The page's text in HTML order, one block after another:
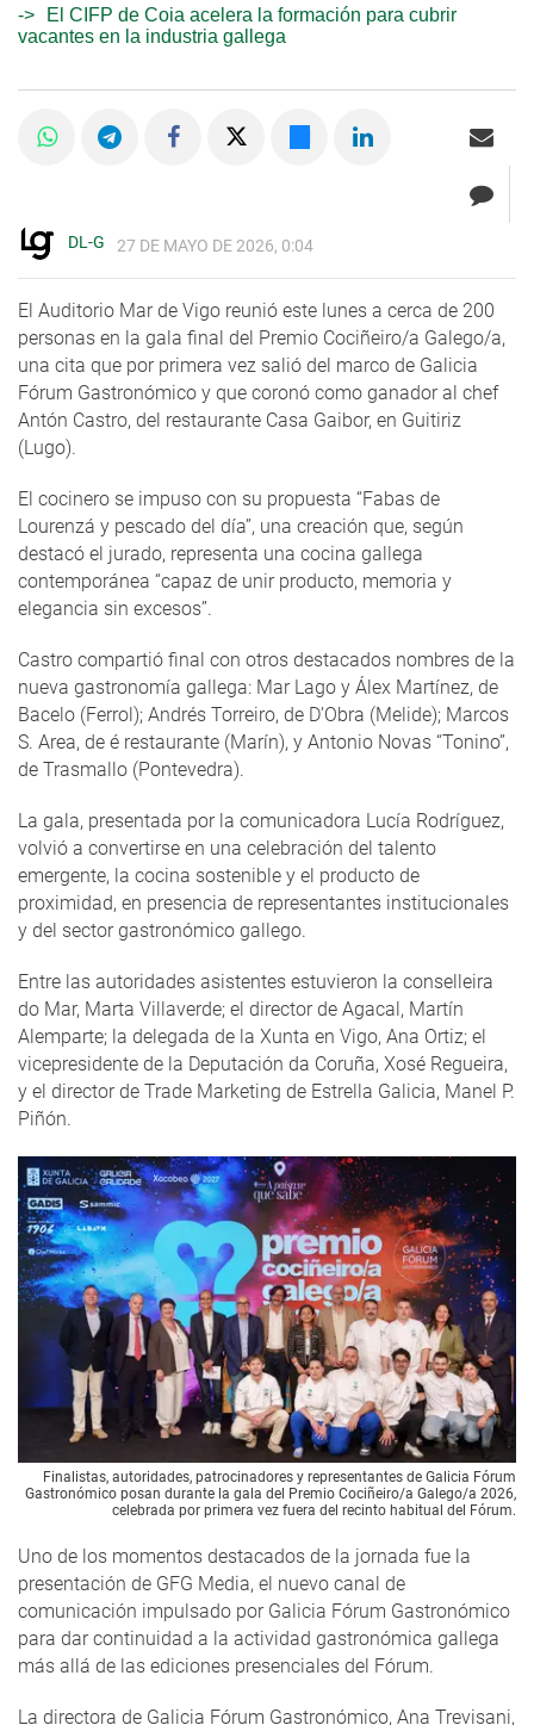
El CIFP de Coia acelera la formación para cubrir
vacantes en la industria gallega
DL-G 27 DE MAYO DE 2026, 0:04
El Auditorio Mar de Vigo reunió este lunes a cerca de 200
personas en la gala final del Premio Cociñeiro/a Galego/a,
una cita que por primera vez salió del marco de Galicia
Fórum Gastronómico y que coronó como ganador al chef
Antón Castro, del restaurante Casa Gaibor, en Guitiriz
(Lugo).
El cocinero se impuso con su propuesta “Fabas de
Lourenzá y pescado del día”, una creación que, según
destacó el jurado, representa una cocina gallega
contemporánea “capaz de unir producto, memoria y
elegancia sin excesos”.
Castro compartió final con otros destacados nombres de la
nueva gastronomía gallega: Mar Lago y Álex Martínez, de
Bacelo (Ferrol); Andrés Torreiro, de D’Obra (Melide); Marcos
S. Area, de é restaurante (Marín), y Antonio Novas “Tonino”,
de Trasmallo (Pontevedra).
La gala, presentada por la comunicadora Lucía Rodríguez,
volvió a convertirse en una celebración del talento
emergente, la cocina sostenible y el producto de
proximidad, en presencia de representantes institucionales
y del sector gastronómico gallego.
Entre las autoridades asistentes estuvieron la conselleira
do Mar, Marta Villaverde; el director de Agacal, Martín
Alemparte; la delegada de la Xunta en Vigo, Ana Ortiz; el
vicepresidente de la Deputación da Coruña, Xosé Regueira,
y el director de Trade Marketing de Estrella Galicia, Manel P.
Piñón.
Finalistas, autoridades, patrocinadores y representantes de Galicia Fórum
Gastronómico posan durante la gala del Premio Cociñeiro/a Galego/a 2026,
celebrada por primera vez fuera del recinto habitual del Fórum.
Uno de los momentos destacados de la jornada fue la
presentación de GFG Media, el nuevo canal de
comunicación impulsado por Galicia Fórum Gastronómico
para dar continuidad a la actividad gastronómica gallega
más allá de las ediciones presenciales del Fórum.
La directora de Galicia Fórum Gastronómico, Ana Trevisani,